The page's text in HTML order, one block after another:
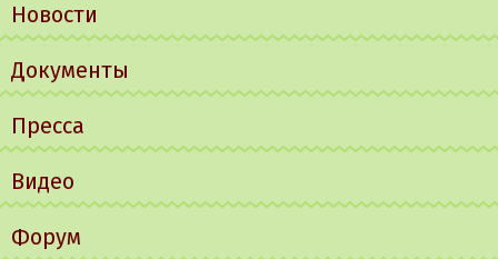
Новости
Документы
Пресса
Видео
Форум